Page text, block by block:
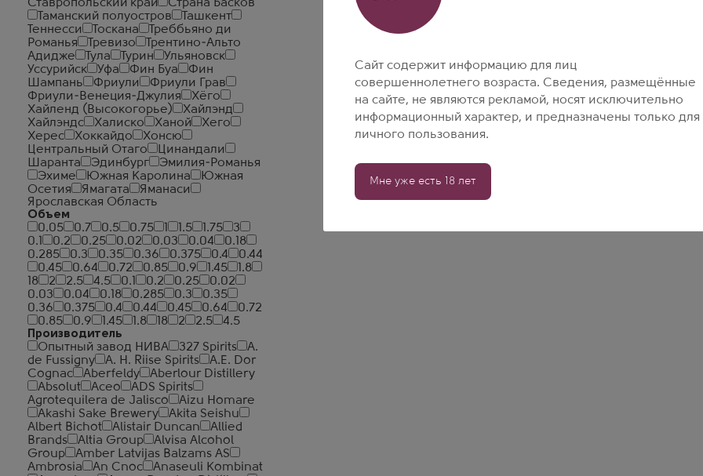
Ставропольский край
Страна Басков
Таманский полуостров
Ташкент
Теннесси
Тоскана
Треббьяно ди
Романья
Тревизо
Трентино-Альто
Адидже
Тула Турин
Ульяновск
Уссурийск
Уфа Фин Буа
Фин
Шампань
Фриули
Фриули Грав
Фриули-Венеция-Джулия
Хёго
Хайленд (Высокогорье)
Хайлэнд
Хайлэндс
Халиско Ханой
Хего
Херес
Хоккайдо
Хонсю
Центральный Отаго
Цинандали
Шаранта
Эдинбург
Эмилия-Романья
Эхиме
Южная Каролина
Южная
Осетия
Ямагата
Яманаси
Ярославская Область
Объем
0.05
0.7 0.5 0.75 1.5 1.75
3
0.1
0.2 0.25 0.02 0.03 0.04
0.18
0.285
0.3 0.35 0.36 0.375 0.4
0.44
0.45
0.64 0.72 0.85 0.9 1.45
1.8
18
2 2.5 4.5 0.1 0.2 0.25
0.02
0.03
0.04 0.18 0.285 0.3
0.35
0.36
0.375 0.4 0.44 0.45 0.64
0.72
0.85
0.9 1.45 1.8 18 2 2.5
4.5
Производитель
Опытный завод НИВА
327 Spirits
A.
de Fussigny
A. H. Riise Spirits
A.E. Dor
Cognac
Aberfeldy
Aberlour Distillery
Absolut
Aceo
ADS Spirits
Agrotequilera de Jalisco
Aizu Homare
Akashi Sake Brewery
Akita Seishu
Albert Bichot
Alistair Duncan
Allied
Brands
Altia Group
Alvisa Alcohol
Group
Amber Latvijas Balzams AS
Ambrosia
An Cnoc
Anaseuli Kombinat
Сайт содержит информацию для лиц
совершеннолетнего возраста. Сведения, размещённые
на сайте, не являются рекламой, носят исключительно
информационный характер, и предназначены только для
личного пользования.
Мне уже есть 18 лет